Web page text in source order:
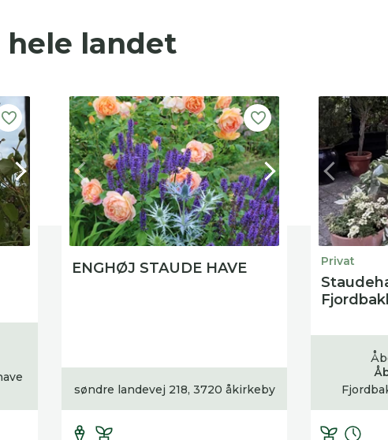
hele landet
ENGHØJ STAUDE HAVE
søndre landevej 218, 3720 åkirkeby
Privat